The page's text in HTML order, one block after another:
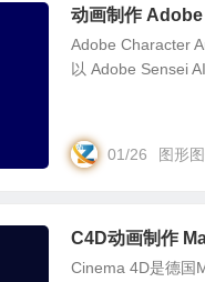
动画制作
Adobe Character
以 Adobe Sensei
01/26 图形
C4D动画制作
Cinema 4D是德国